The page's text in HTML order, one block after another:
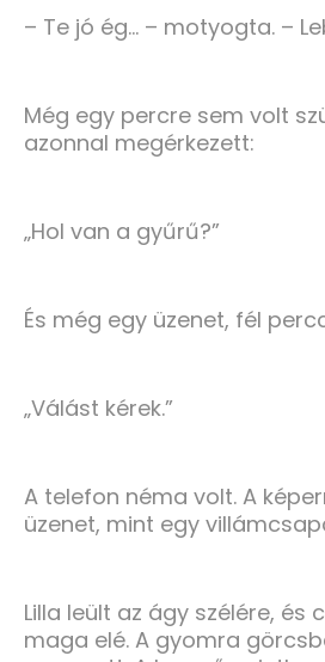
– Te jó ég… – motyogta. –
Még egy percre sem volt
azonnal megérkezett:
„Hol van a gyűrű?”
És még egy üzenet, fél
„Válást kérek.”
A telefon néma volt. A
üzenet, mint egy
Lilla leült az ágy szélére, és
maga elé. A gyomra